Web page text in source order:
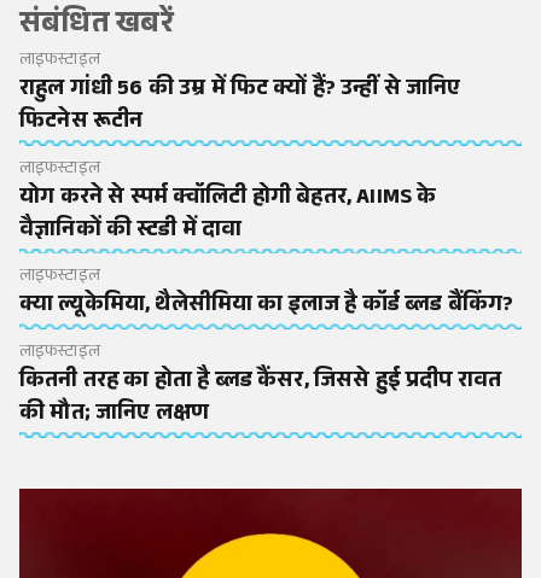
संबंधित खबरें
लाइफस्टाइल
राहुल गांधी 56 की उम्र में फिट क्यों हैं? उन्हीं से जानिए
फिटनेस रूटीन
लाइफस्टाइल
योग करने से स्पर्म क्वॉलिटी होगी बेहतर, AIIMS के
वैज्ञानिकों की स्टडी में दावा
लाइफस्टाइल
क्या ल्यूकेमिया, थैलेसीमिया का इलाज है कॉर्ड ब्लड बैंकिंग?
लाइफस्टाइल
कितनी तरह का होता है ब्लड कैंसर, जिससे हुई प्रदीप रावत
की मौत; जानिए लक्षण